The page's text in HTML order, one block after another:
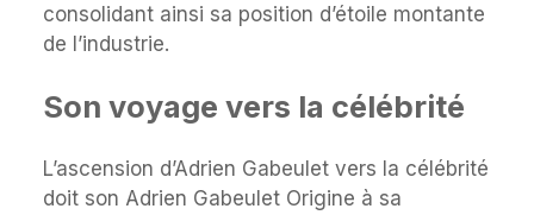
consolidant ainsi sa position d’étoile montante
de l’industrie.
Son voyage vers la célébrité
L’ascension d’Adrien Gabeulet vers la célébrité
doit son Adrien Gabeulet Origine à sa